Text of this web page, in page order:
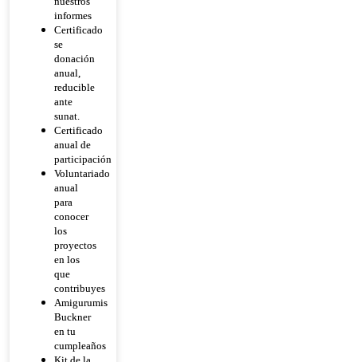
informes
Certificado
se
donación
anual,
reducible
ante
sunat.
Certificado
anual de
participación
Voluntariado
anual
para
conocer
los
proyectos
en los
que
contribuyes
Amigurumis
Buckner
en tu
cumpleaños